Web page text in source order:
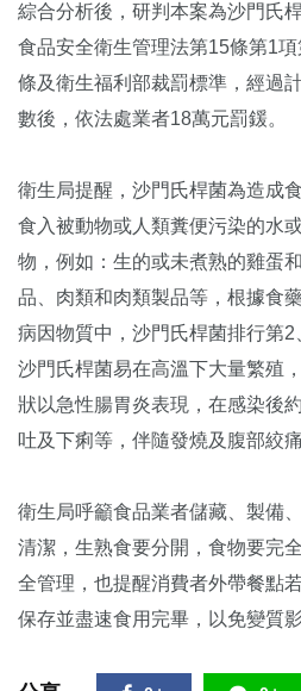
綜合分析後，研判本案為沙門氏
食品安全衛生管理法第15條第1
條及衛生福利部裁罰標準，經過
數後，依法處業者18萬元罰鍰。
衛生局提醒，沙門氏桿菌為造成
食入被動物或人類糞便污染的水
物，例如：生的或未煮熟的雞蛋
品、肉類和肉類製品等，根據食
病因物質中，沙門氏桿菌排行第2
沙門氏桿菌易在高溫下大量繁殖
狀以急性腸胃炎表現，在感染後
吐及下痢等，伴隨發燒及腹部絞痛
衛生局呼籲食品業者儲藏、製備
清潔，生熟食要分開，食物要完
全管理，也提醒消費者外帶餐點
保存並盡速食用完畢，以免變質影